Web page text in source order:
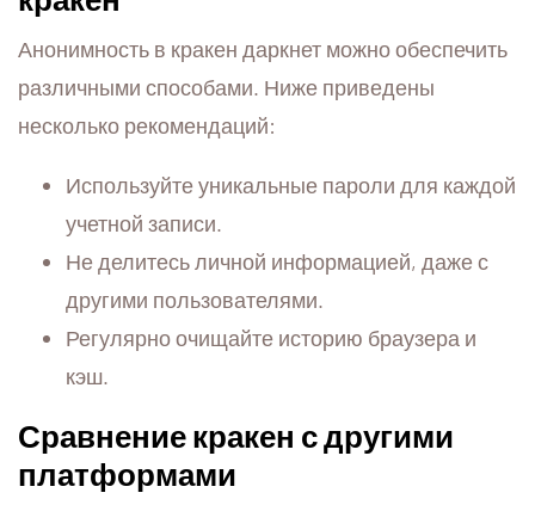
Анонимность в кракен даркнет можно обеспечить
различными способами. Ниже приведены
несколько рекомендаций:
Используйте уникальные пароли для каждой
учетной записи.
Не делитесь личной информацией, даже с
другими пользователями.
Регулярно очищайте историю браузера и
кэш.
Сравнение кракен с другими
платформами